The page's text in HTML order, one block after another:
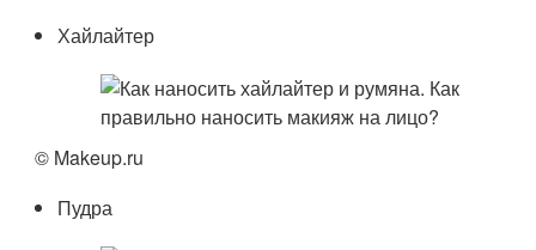
Хайлайтер
© Makeup.ru
Пудра